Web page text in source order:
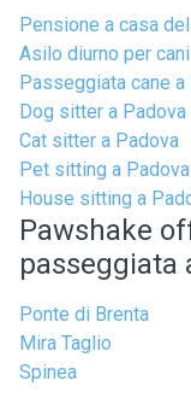
Pensione a casa
Asilo diurno per
Passeggiata cane a
Dog sitter a Padova
Cat sitter a Padova
Pet sitting a Padova
House sitting a
Pawshake
passeggiata
Ponte di Brenta
Mira Taglio
Spinea